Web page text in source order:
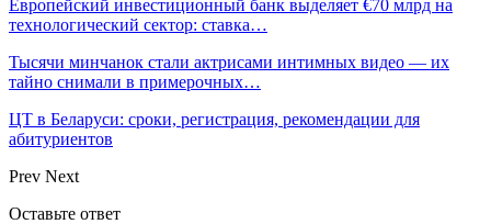
Европейский инвестиционный банк выделяет €70 млрд на
технологический сектор: ставка…
Тысячи минчанок стали актрисами интимных видео — их
тайно снимали в примерочных…
ЦТ в Беларуси: сроки, регистрация, рекомендации для
абитуриентов
Prev Next
Оставьте ответ